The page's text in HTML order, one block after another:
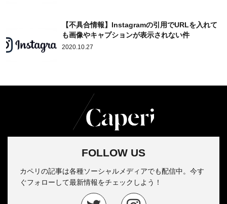
【不具合情報】Instagramの引用でURLを入れて
も画像やキャプションが表示されない件
2020.10.27
FOLLOW US
カペリの記事は各種ソーシャルメディアでも配信中。今す
ぐフォローして最新情報をチェックしよう！